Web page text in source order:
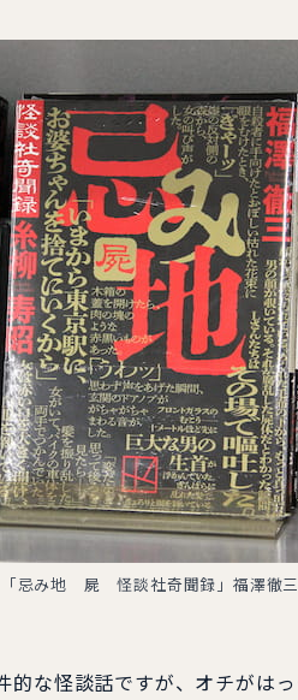
「忌み地 屍 怪談社奇聞録」福澤徹
な怪談話ですが、オチがは